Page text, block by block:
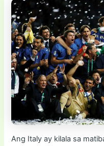
Ang Italy ay kilala sa